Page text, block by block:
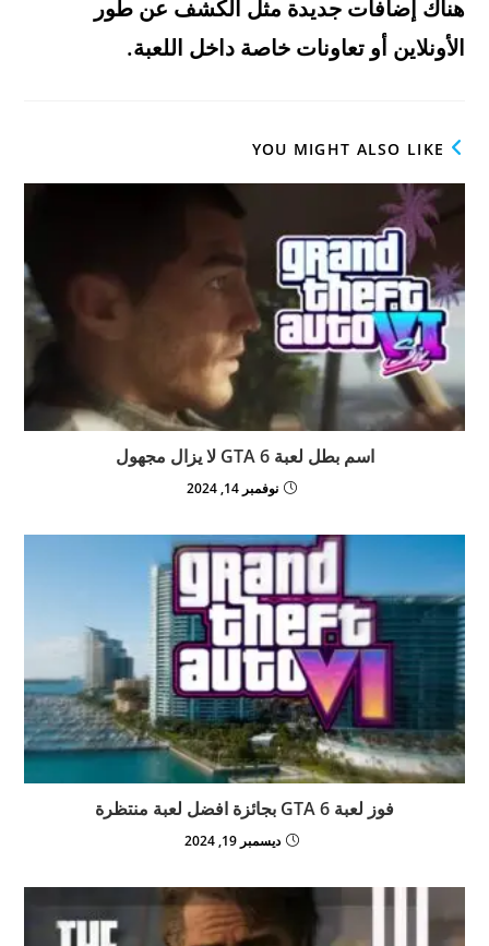
هناك إضافات جديدة مثل الكشف عن طور
الأونلاين أو تعاونات خاصة داخل اللعبة.
YOU MIGHT ALSO LIKE
اسم بطل لعبة GTA 6 لا يزال مجهول
نوفمبر 14, 2024
فوز لعبة GTA 6 بجائزة افضل لعبة منتظرة
ديسمبر 19, 2024